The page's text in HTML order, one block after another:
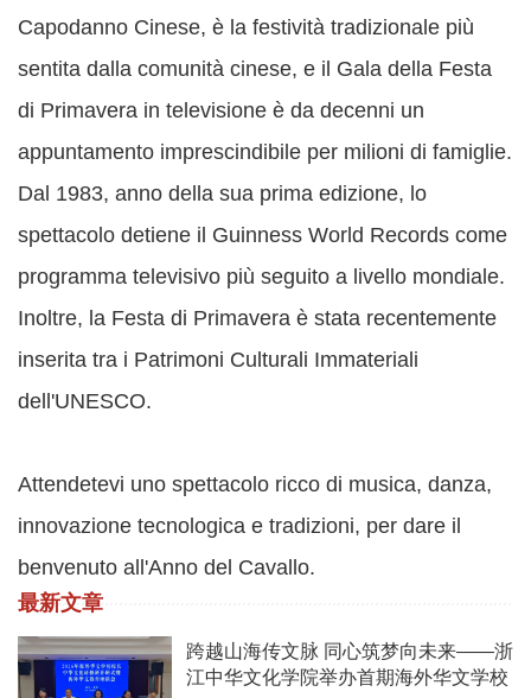
Capodanno Cinese, è la festività tradizionale più
sentita dalla comunità cinese, e il Gala della Festa
di Primavera in televisione è da decenni un
appuntamento imprescindibile per milioni di famiglie.
Dal 1983, anno della sua prima edizione, lo
spettacolo detiene il Guinness World Records come
programma televisivo più seguito a livello mondiale.
Inoltre, la Festa di Primavera è stata recentemente
inserita tra i Patrimoni Culturali Immateriali
dell'UNESCO.
Attendetevi uno spettacolo ricco di musica, danza,
innovazione tecnologica e tradizioni, per dare il
benvenuto all'Anno del Cavallo.
最新文章
跨越山海传文脉 同心筑梦向未来——浙
江中华文化学院举办首期海外华文学校